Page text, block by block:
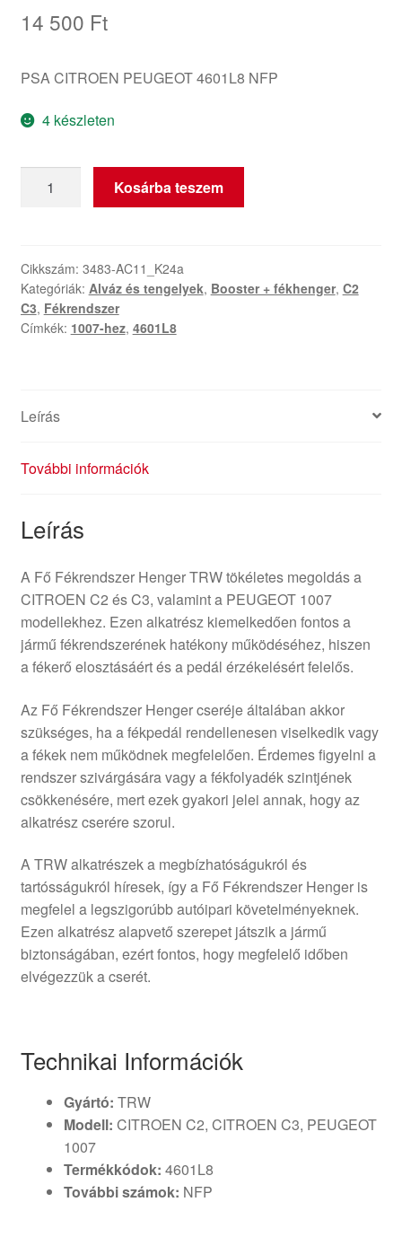
14 500 Ft
PSA CITROEN PEUGEOT 4601L8 NFP
4 készleten
Fékrendszer
Citroën
Peugeot
4601L8
mennyiség
Kosárba teszem
Cikkszám: 3483-AC11_K24a
Kategóriák: Alváz és tengelyek, Booster + fékhenger, C2
C3, Fékrendszer
Címkék: 1007-hez, 4601L8
Leírás
További információk
Leírás
A Fő Fékrendszer Henger TRW tökéletes megoldás a
CITROEN C2 és C3, valamint a PEUGEOT 1007
modellekhez. Ezen alkatrész kiemelkedően fontos a
jármű fékrendszerének hatékony működéséhez, hiszen
a fékerő elosztásáért és a pedál érzékelésért felelős.
Az Fő Fékrendszer Henger cseréje általában akkor
szükséges, ha a fékpedál rendellenesen viselkedik vagy
a fékek nem működnek megfelelően. Érdemes figyelni a
rendszer szivárgására vagy a fékfolyadék szintjének
csökkenésére, mert ezek gyakori jelei annak, hogy az
alkatrész cserére szorul.
A TRW alkatrészek a megbízhatóságukról és
tartósságukról híresek, így a Fő Fékrendszer Henger is
megfelel a legszigorúbb autóipari követelményeknek.
Ezen alkatrész alapvető szerepet játszik a jármű
biztonságában, ezért fontos, hogy megfelelő időben
elvégezzük a cserét.
Technikai Információk
Gyártó: TRW
Modell: CITROEN C2, CITROEN C3, PEUGEOT
1007
Termékkódok: 4601L8
További számok: NFP